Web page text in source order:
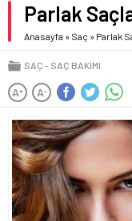
Parlak
Anasayfa » Saç » Parlak
SAÇ SAÇ BAKIMI
A+ A-